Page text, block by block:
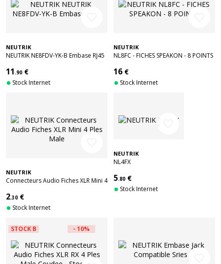
NEUTRIK
NEUTRIK NE8FDV-YK-B Embase RJ45
11 .90 €
Stock Internet
NEUTRIK
NL8FC - FICHES SPEAKON - 8 POINTS
16 €
Stock Internet
NEUTRIK
Connecteurs Audio Fiches XLR Mini 4
2.30 €
Stock Internet
NEUTRIK
NL4FX
5.80 €
Stock Internet
STOCK B - 10%